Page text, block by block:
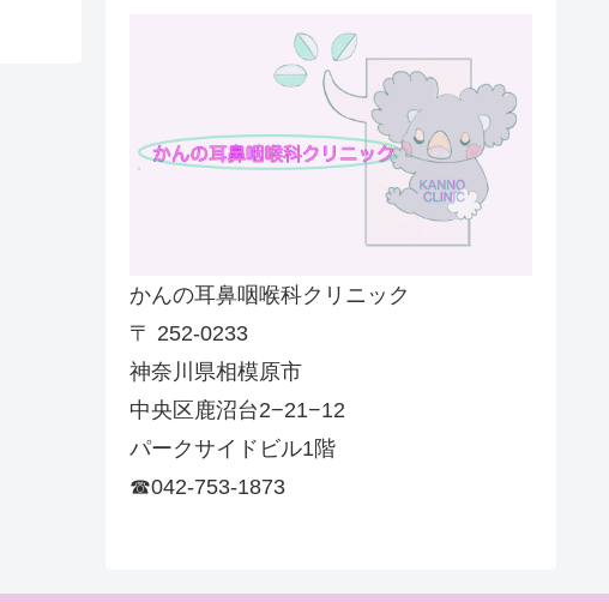
かんの耳鼻咽喉科クリニック
〒 252-0233
神奈川県相模原市
中央区鹿沼台2−21−12
パークサイドビル1階
☎042-753-1873